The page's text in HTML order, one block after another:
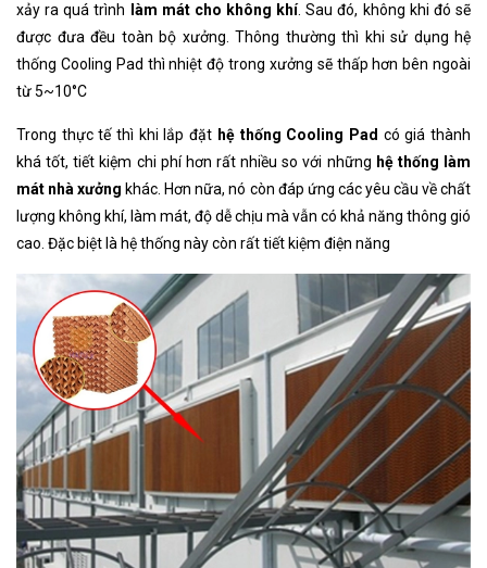
xảy ra quá trình
làm mát cho không khí. Sau đó, không khi đó sẽ
được đưa đều toàn bộ xưởng. Thông thường thì khi sử dụng hệ
thống Cooling Pad thì nhiệt độ trong xưởng sẽ thấp hơn bên ngoài
từ 5~10°C
Trong thực tế thì khi lắp đặt hệ thống Cooling Pad có giá thành
khá tốt, tiết kiệm chi phí hơn rất nhiều so với những hệ thống làm
mát nhà xưởng khác. Hơn nữa, nó còn đáp ứng các yêu cầu về chất
lượng không khí, làm mát, độ dễ chịu mà vẫn có khả năng thông gió
cao. Đặc biệt là hệ thống này còn rất tiết kiệm điện năng